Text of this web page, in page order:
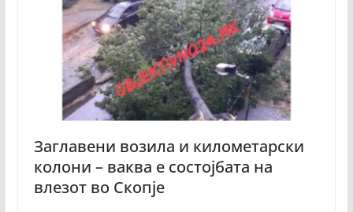
Заглавени возила и километарски
колони – ваква е состојбата на
влезот во Скопје